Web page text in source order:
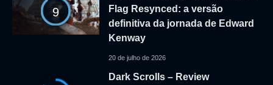
9
Flag Resynced: a versão
definitiva da jornada de Edward
Kenway
20 de julho de 2026
Dark Scrolls – Review